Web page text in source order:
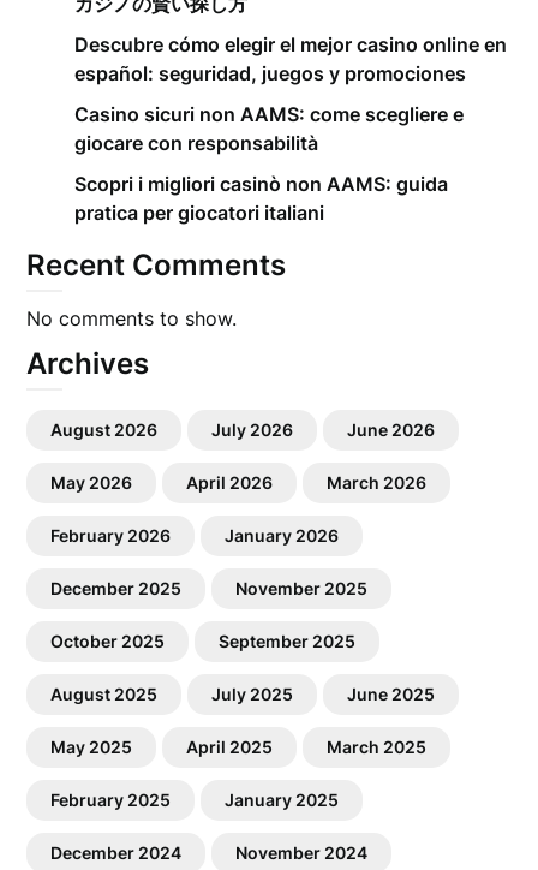
Descubre cómo elegir el mejor casino online en
español: seguridad, juegos y promociones
Casino sicuri non AAMS: come scegliere e
giocare con responsabilità
Scopri i migliori casinò non AAMS: guida
pratica per giocatori italiani
Recent Comments
No comments to show.
Archives
August 2026 July 2026 June 2026
May 2026 April 2026 March 2026
February 2026 January 2026
December 2025 November 2025
October 2025 September 2025
August 2025 July 2025 June 2025
May 2025 April 2025 March 2025
February 2025 January 2025
December 2024 November 2024